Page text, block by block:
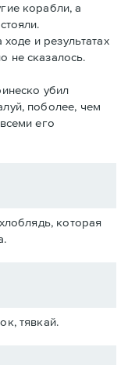
корабли, а
и результатах
не сказалось.
убил
поболее, чем
его
которая
тявкай.